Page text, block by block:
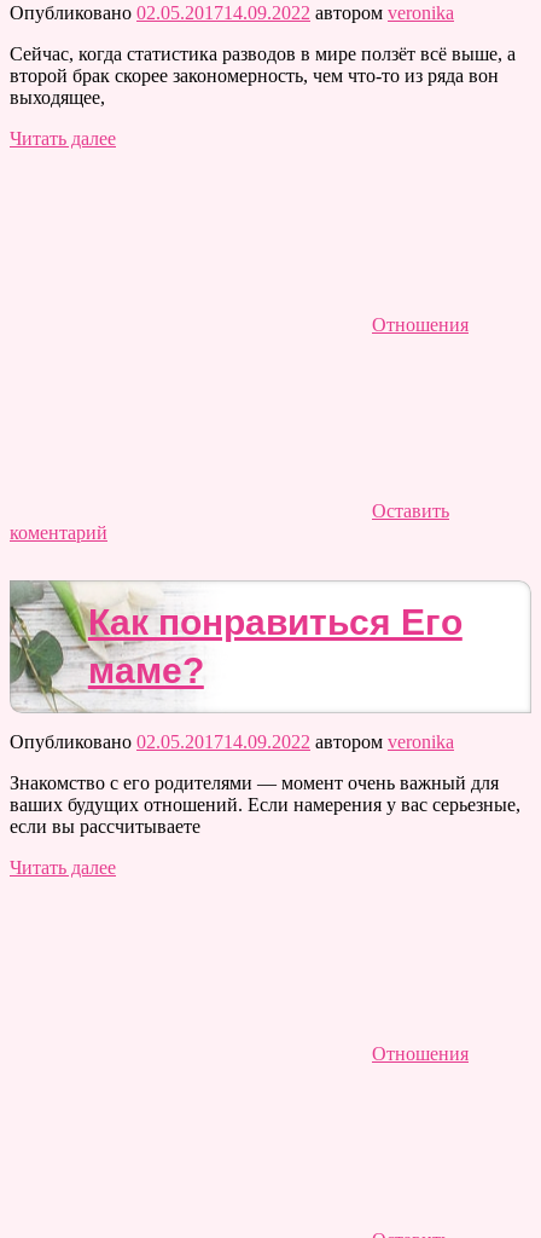
Опубликовано 02.05.201714.09.2022 автором veronika
Сейчас, когда статистика разводов в мире ползёт всё выше, а
второй брак скорее закономерность, чем что-то из ряда вон
выходящее,
Читать далее
Отношения
Оставить
коментарий
Как понравиться Его
маме?
Опубликовано 02.05.201714.09.2022 автором veronika
Знакомство с его родителями — момент очень важный для
ваших будущих отношений. Если намерения у вас серьезные,
если вы рассчитываете
Читать далее
Отношения